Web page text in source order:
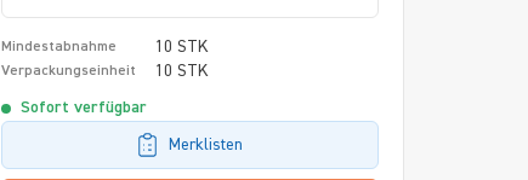
Mindestabnahme 10 STK
Verpackungseinheit 10 STK
Sofort verfügbar
Merklisten